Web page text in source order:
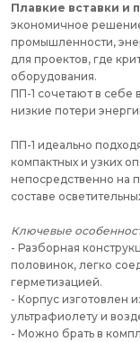
Плавкие вставки и
экономичное
промышленности,
для проектов, где
оборудования.
ПП-1 сочетают в
низкие потери
ПП-1 идеально
компактных и узких
непосредственно на
составе
Ключевые
- Разборная
половинок, легко
герметизацией.
- Корпус изготовлен
ультрафиолету и
- Можно брать в